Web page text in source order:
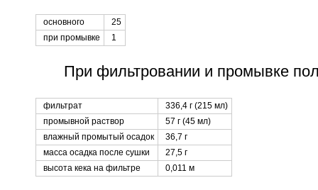
основного
25
при промывке
1
При фильтровании и промывке
фильтрат
336,4 г (215 мл)
промывной раствор
57 г (45 мл)
влажный промытый осадок
36,7 г
масса осадка после сушки
27,5 г
высота кека на фильтре
0,011 м